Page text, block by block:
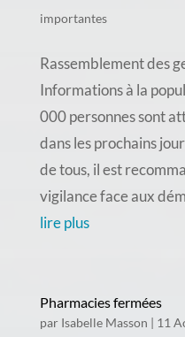
importantes
Rassemblement des
Informations à la
000 personnes sont
dans les prochains
de tous, il est
vigilance face aux
lire plus
Pharmacies fermées
par Isabelle Masson | 11